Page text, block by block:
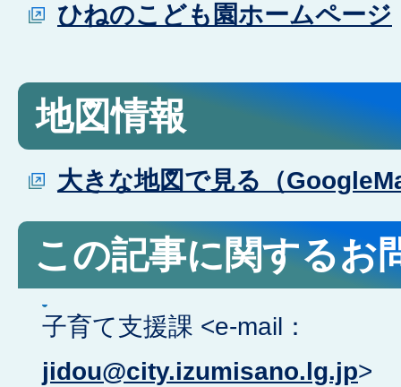
ひねのこども園ホームページ
地図情報
大きな地図で見る（
この記事に関するお
子育て支援課 <e-mail：
jidou@city.izumisano.lg.jp>